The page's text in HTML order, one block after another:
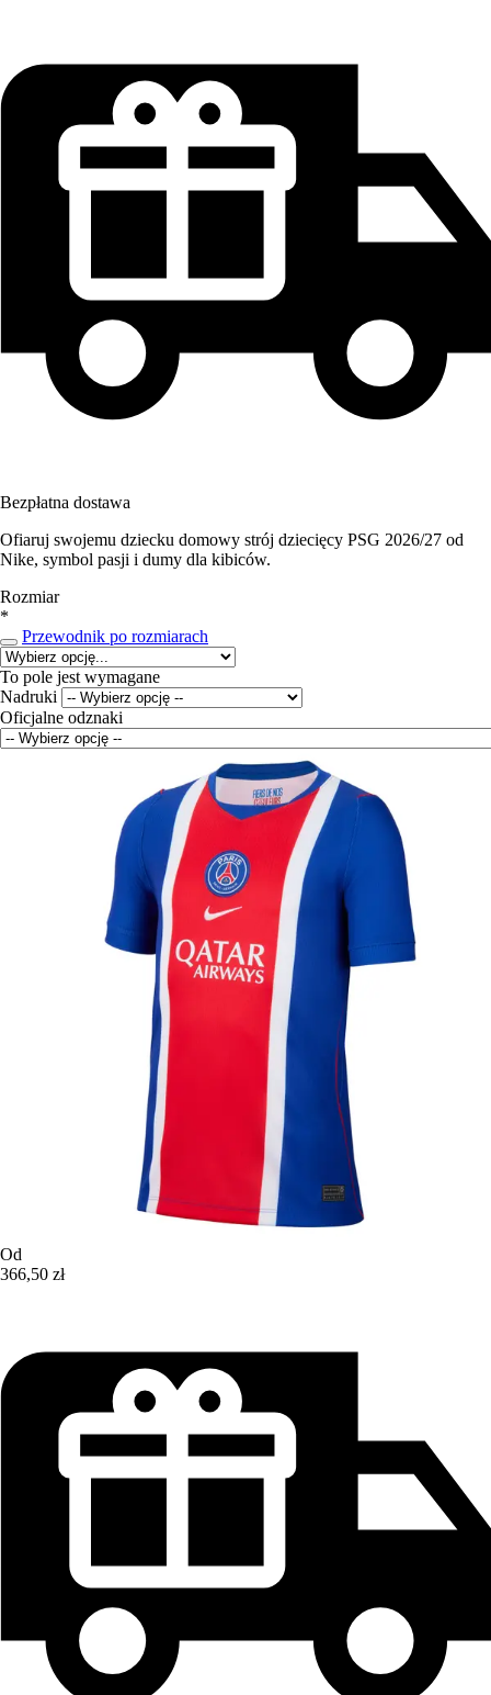
Bezpłatna dostawa
Ofiaruj swojemu dziecku domowy strój dziecięcy PSG 2026/27 od
Nike, symbol pasji i dumy dla kibiców.
Rozmiar
*
Przewodnik po rozmiarach
To pole jest wymagane
Nadruki
Oficjalne odznaki
Od
366,50 zł